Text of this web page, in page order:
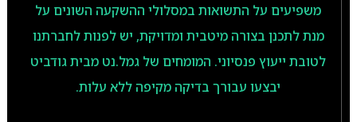
משפיעים על התשואות במסלולי ההשקעה השונים על
מנת לתכנן בצורה מיטבית ומדויקת, יש לפנות לחברתנו
לטובת ייעוץ פנסיוני. המומחים של גמל.נט מבית גודביט
יבצעו עבורך בדיקה מקיפה ללא עלות.